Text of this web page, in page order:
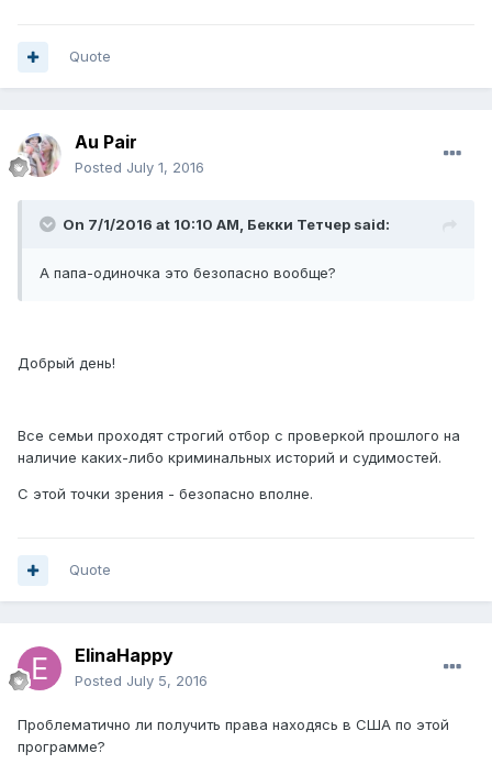
Quote
Au Pair
Posted July 1, 2016
On 7/1/2016 at 10:10 AM, Бекки Тетчер said:
А папа-одиночка это безопасно вообще?
Добрый день!
Все семьи проходят строгий отбор с проверкой прошлого на
наличие каких-либо криминальных историй и судимостей.
С этой точки зрения - безопасно вполне.
Quote
ElinaHappy
Posted July 5, 2016
Проблематично ли получить права находясь в США по этой
программе?